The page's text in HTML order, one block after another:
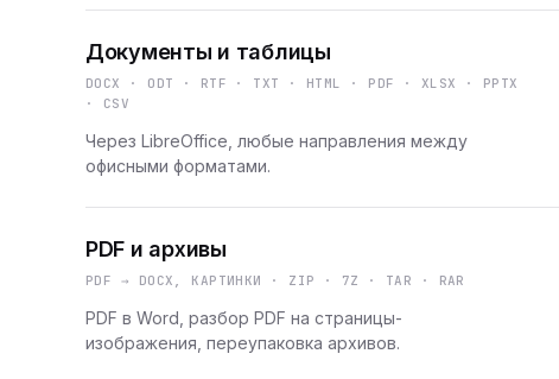
Документы и таблицы
DOCX · ODT · RTF · TXT · HTML · PDF · XLSX · PPTX
· CSV
Через LibreOffice, любые направления между
офисными форматами.
PDF и архивы
PDF → DOCX, КАРТИНКИ · ZIP · 7Z · TAR · RAR
PDF в Word, разбор PDF на страницы-
изображения, переупаковка архивов.